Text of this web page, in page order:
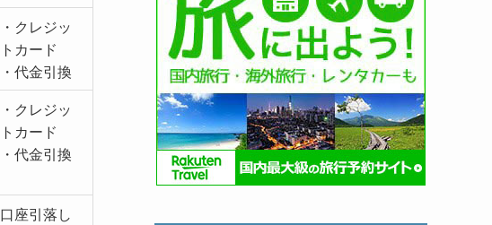
・クレジッ
トカード
・代金引換
・クレジッ
トカード
・代金引換
口座引落し